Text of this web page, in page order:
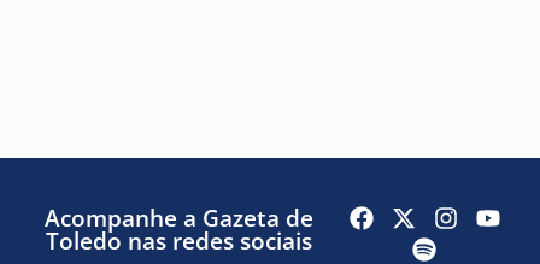
Acompanhe a Gazeta de
Toledo nas redes sociais